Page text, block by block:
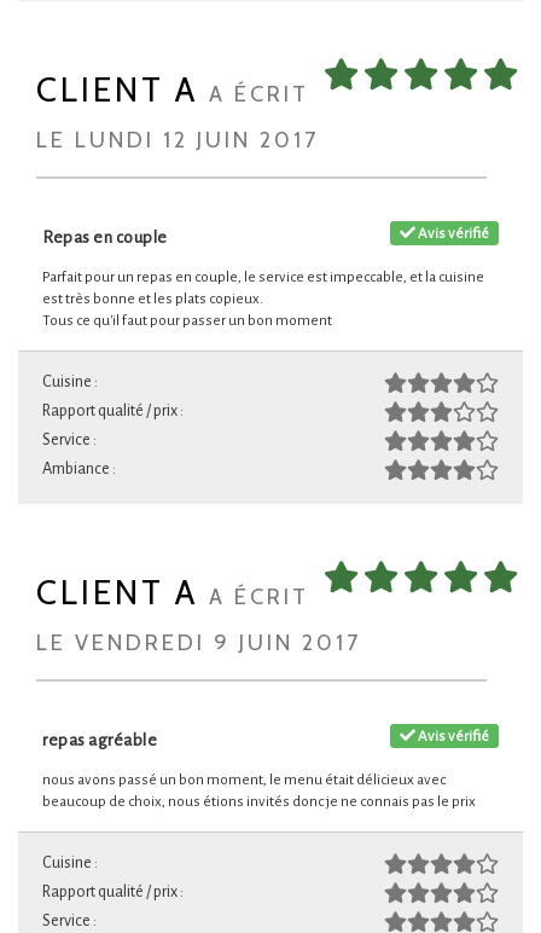
CLIENT A A ÉCRIT
LE LUNDI 12 JUIN 2017
Avis vérifié
Repas en couple
Parfait pour un repas en couple, le service est impeccable, et la cuisine
est très bonne et les plats copieux.
Tous ce qu'il faut pour passer un bon moment
Cuisine :
Rapport qualité / prix :
Service :
Ambiance :
CLIENT A A ÉCRIT
LE VENDREDI 9 JUIN 2017
Avis vérifié
repas agréable
nous avons passé un bon moment, le menu était délicieux avec
beaucoup de choix, nous étions invités donc je ne connais pas le prix
Cuisine :
Rapport qualité / prix :
Service :